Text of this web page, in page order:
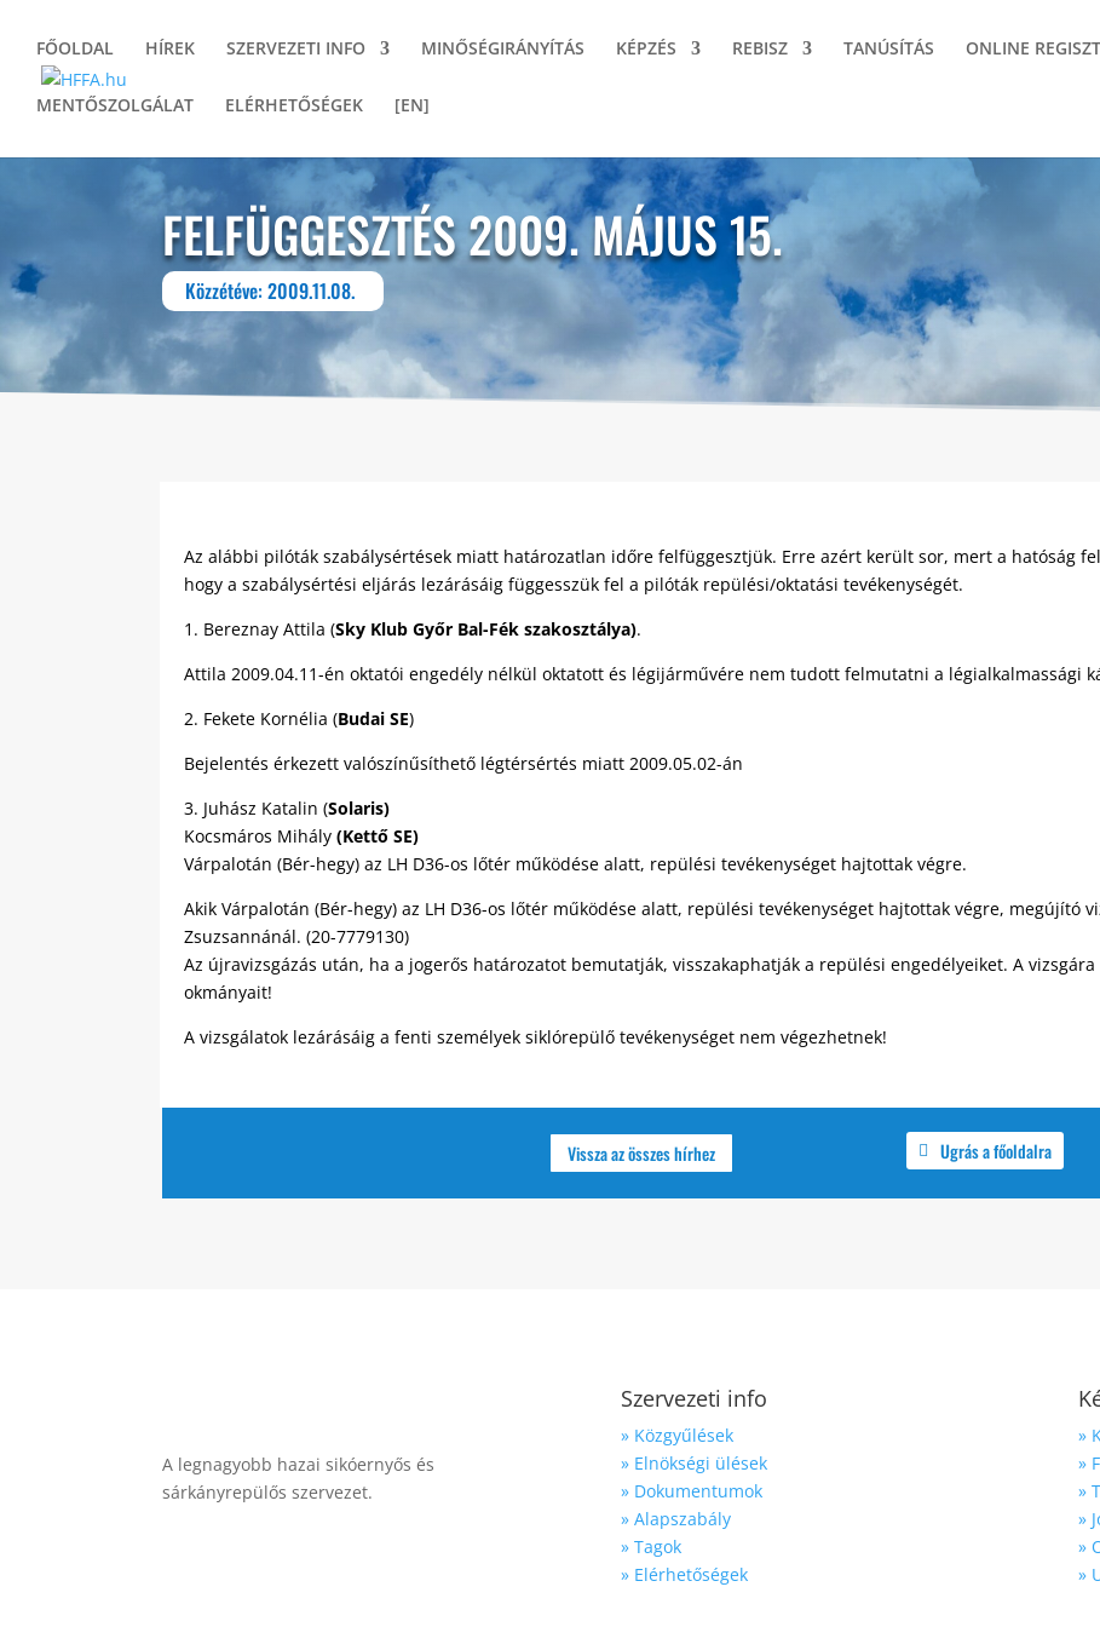
FŐOLDAL HÍREK SZERVEZETI INFO MINŐSÉGIRÁNYÍTÁS KÉPZÉS REBISZ TANÚSÍTÁS ONLINE
MENTŐSZOLGÁLAT ELÉRHETŐSÉGEK [EN]
FELFÜGGESZTÉS 2009. MÁJUS 15.
Közzétéve: 2009.11.08.
Az alábbi pilóták szabálysértések miatt határozatlan időre felfüggesztjük. Erre azért került sor, mert a hatóság
hogy a szabálysértési eljárás lezárásáig függesszük fel a pilóták repülési/oktatási tevékenységét.
1. Bereznay Attila (Sky Klub Győr Bal-Fék szakosztálya).
Attila 2009.04.11-én oktatói engedély nélkül oktatott és légijárművére nem tudott felmutatni a légialkalmassági
2. Fekete Kornélia (Budai SE)
Bejelentés érkezett valószínűsíthető légtérsértés miatt 2009.05.02-án
3. Juhász Katalin (Solaris)
Kocsmáros Mihály (Kettő SE)
Várpalotán (Bér-hegy) az LH D36-os lőtér működése alatt, repülési tevékenységet hajtottak végre.
Akik Várpalotán (Bér-hegy) az LH D36-os lőtér működése alatt, repülési tevékenységet hajtottak végre, megújító
Zsuzsannánál. (20-7779130)
Az újravizsgázás után, ha a jogerős határozatot bemutatják, visszakaphatják a repülési engedélyeiket. A
okmányait!
A vizsgálatok lezárásáig a fenti személyek siklórepülő tevékenységet nem végezhetnek!
Vissza az összes hírhez Ugrás a főoldalra
A legnagyobb hazai sikóernyős és
sárkányrepülős szervezet.
Szervezeti info
» Közgyűlések
» Elnökségi ülések
» Dokumentumok
» Alapszabály
» Tagok
» Elérhetőségek
»
»
»
»
»
»